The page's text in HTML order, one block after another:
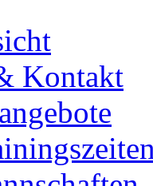
Kontakt